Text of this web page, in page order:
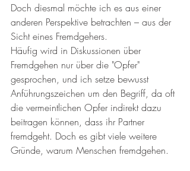
Doch diesmal möchte ich es aus einer
anderen Perspektive betrachten – aus der
Sicht eines Fremdgehers.
Häufig wird in Diskussionen über
Fremdgehen nur über die "Opfer"
gesprochen, und ich setze bewusst
Anführungszeichen um den Begriff, da oft
die vermeintlichen Opfer indirekt dazu
beitragen können, dass ihr Partner
fremdgeht. Doch es gibt viele weitere
Gründe, warum Menschen fremdgehen.